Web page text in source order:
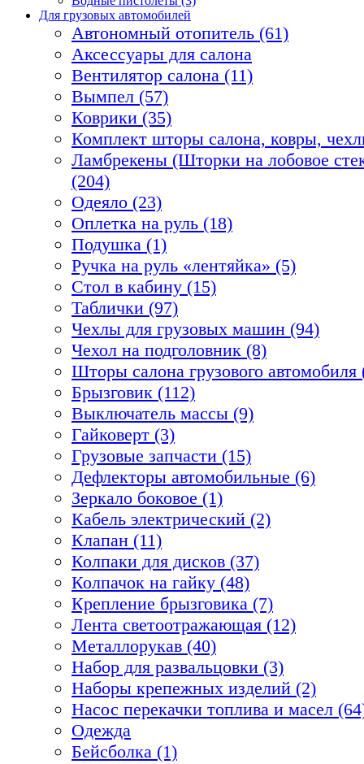
Для грузовых автомобилей
Автономный отопитель (61)
Аксессуары для салона
Вентилятор салона (11)
Вымпел (57)
Коврики (35)
Комплект шторы салона, ковры,
Ламбрекены (Шторки на лобовое
(204)
Одеяло (23)
Оплетка на руль (18)
Подушка (1)
Ручка на руль «лентяйка» (5)
Стол в кабину (15)
Таблички (97)
Чехлы для грузовых машин (94)
Чехол на подголовник (8)
Шторы салона грузового автомобиля
Брызговик (112)
Выключатель массы (9)
Гайковерт (3)
Грузовые запчасти (15)
Дефлекторы автомобильные (6)
Зеркало боковое (1)
Кабель электрический (2)
Клапан (11)
Колпаки для дисков (37)
Колпачок на гайку (48)
Крепление брызговика (7)
Лента светоотражающая (12)
Металлорукав (40)
Набор для развальцовки (3)
Наборы крепежных изделий (2)
Насос перекачки топлива и масел
Одежда
Бейсболка (1)